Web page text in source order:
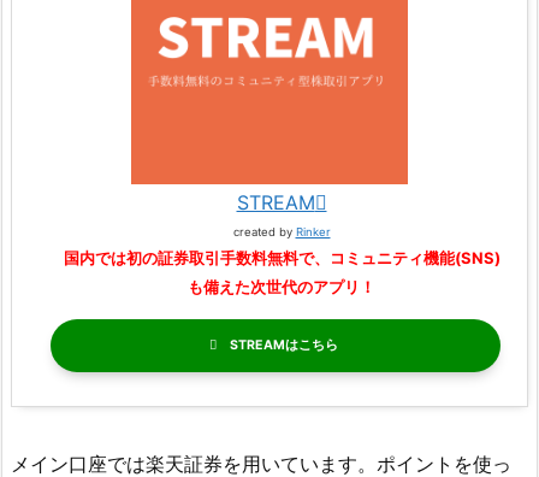
STREAM
created by Rinker
国内では初の証券取引手数料無料で、コミュニティ機能(SNS)
も備えた次世代のアプリ！
STREAM
メイン口座では楽天証券を用いています。ポイントを使っ